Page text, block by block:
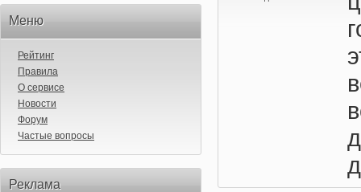
Меню
Рейтинг
Правила
О сервисе
Новости
Форум
Частые вопросы
Реклама